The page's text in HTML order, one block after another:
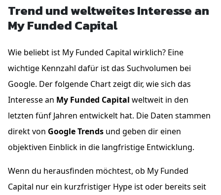
Trend und weltweites Interesse an
My Funded Capital
Wie beliebt ist My Funded Capital wirklich? Eine
wichtige Kennzahl dafür ist das Suchvolumen bei
Google. Der folgende Chart zeigt dir, wie sich das
Interesse an My Funded Capital weltweit in den
letzten fünf Jahren entwickelt hat. Die Daten stammen
direkt von Google Trends und geben dir einen
objektiven Einblick in die langfristige Entwicklung.
Wenn du herausfinden möchtest, ob My Funded
Capital nur ein kurzfristiger Hype ist oder bereits seit